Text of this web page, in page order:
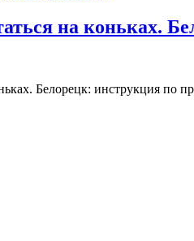
на коньках.
Белорецк: инструкция